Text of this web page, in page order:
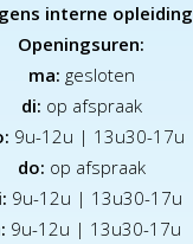
interne opleiding
Openingsuren:
ma: gesloten
di: op afspraak
9u-12u | 13u30-17u
do: op afspraak
9u-12u | 13u30-17u
9u-12u | 13u30-17u